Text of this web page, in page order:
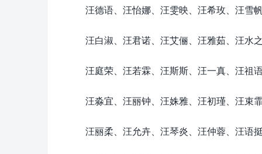
汪德语、汪怡娜、汪雯映、汪希玫、汪雪帆
汪白淑、汪君诺、汪艾俪、汪雅茹、汪水之
汪庭荣、汪若霖、汪斯斯、汪一真、汪祖语
汪淼宜、汪丽钟、汪姝雅、汪初瑾、汪束霏
汪丽柔、汪允卉、汪琴炎、汪仲蓉、汪语挺